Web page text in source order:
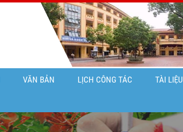
VĂN BẢN LỊCH CÔNG TÁC TÀI LIỆU